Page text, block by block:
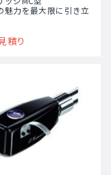
魅力を最大限に引き立
積り